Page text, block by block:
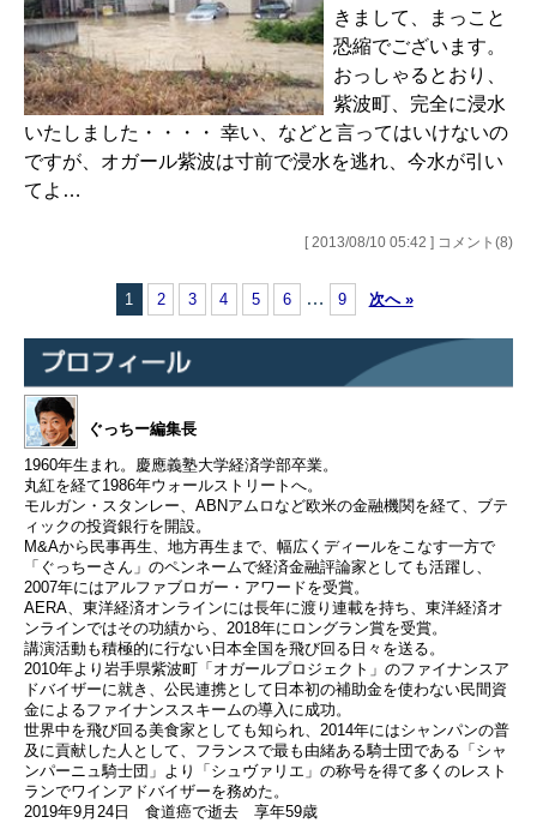
きまして、まっこと
恐縮でございます。
おっしゃるとおり、
紫波町、完全に浸水
いたしました・・・・ 幸い、などと言ってはいけないの
ですが、オガール紫波は寸前で浸水を逃れ、今水が引い
てよ…
[ 2013/08/10 05:42 ] コメント(8)
1 2 3 4 5 6 … 9 次へ »
ぐっちー編集長
1960年生まれ。慶應義塾大学経済学部卒業。
丸紅を経て1986年ウォールストリートへ。
モルガン・スタンレー、ABNアムロなど欧米の金融機関を経て、ブテ
ィックの投資銀行を開設。
M&Aから民事再生、地方再生まで、幅広くディールをこなす一方で
「ぐっちーさん」のペンネームで経済金融評論家としても活躍し、
2007年にはアルファブロガー・アワードを受賞。
AERA、東洋経済オンラインには長年に渡り連載を持ち、東洋経済オ
ンラインではその功績から、2018年にロングラン賞を受賞。
講演活動も積極的に行ない日本全国を飛び回る日々を送る。
2010年より岩手県紫波町「オガールプロジェクト」のファイナンスア
ドバイザーに就き、公民連携として日本初の補助金を使わない民間資
金によるファイナンススキームの導入に成功。
世界中を飛び回る美食家としても知られ、2014年にはシャンパンの普
及に貢献した人として、フランスで最も由緒ある騎士団である「シャ
ンパーニュ騎士団」より「シュヴァリエ」の称号を得て多くのレスト
ランでワインアドバイザーを務めた。
2019年9月24日 食道癌で逝去 享年59歳